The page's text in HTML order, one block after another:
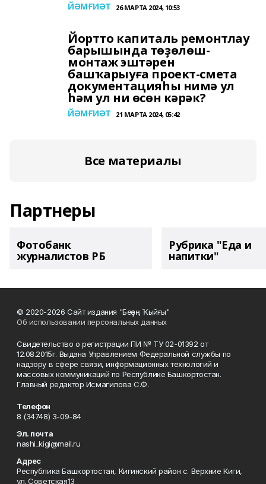
ЙӘМҒИӘТ 26 МАРТА 2024, 10:53
Йортто капиталь ремонтлау
барышында төҙөлөш-
монтаж эштәрен
башҡарыуға проект-смета
документацияһы нимә ул
һәм ул ни өсөн кәрәк?
ЙӘМҒИӘТ 21 МАРТА 2024, 05:42
Все материалы
Партнеры
Фотобанк
журналистов РБ
Рубрика "Еда и
напитки"
© 2020-2026 Сайт издания "Беҙҙең Ҡыйғы"
Об использовании персональных данных
Свидетельство о регистрации ПИ № ТУ 02-01392 от
12.08.2015г. Выдана Управлением Федеральной службы по
надзору в сфере связи, информационных технологий и
массовых коммуникаций по Республике Башкортостан.
Главный редактор Исмагилова С.Ф.
Телефон
8 (34748) 3-09-84
Эл. почта
nashi_kigi@mail.ru
Адрес
Республика Башкортостан, Кигинский район с. Верхние Киги,
ул. Советская13